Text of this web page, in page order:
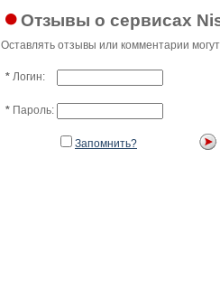
Отзывы о сервисах
Оставлять отзывы или комментарии
* Логин:
* Пароль:
Запомнить?